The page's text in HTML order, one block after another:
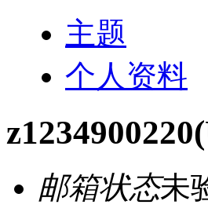
主题
个人资料
z1234900220
邮箱状态未